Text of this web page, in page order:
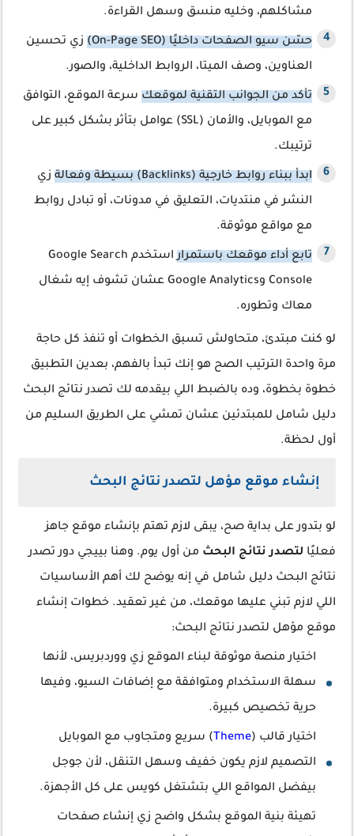
مشاكلهم، وخليه منسق وسهل القراءة.
حسّن سيو الصفحات داخليًا (On-Page SEO)
زي تحسين
العناوين، وصف الميتا، الروابط الداخلية، والصور.
تأكد من الجوانب التقنية لموقعك سرعة الموقع، التوافق
مع الموبايل، والأمان (SSL) عوامل بتأثر بشكل كبير على
ترتيبك.
ابدأ ببناء روابط خارجية (Backlinks) بسيطة وفعالة
زي
النشر في منتديات، التعليق في مدونات، أو تبادل روابط
مع مواقع موثوقة.
تابع أداء موقعك باستمرار
استخدم Google Search
Console وGoogle Analytics عشان تشوف إيه شغال
معاك وتطوره.
لو كنت مبتدئ، متحاولش تسبق الخطوات أو تنفذ كل حاجة
مرة واحدة الترتيب الصح هو إنك تبدأ بالفهم، بعدين التطبيق
خطوة بخطوة، وده بالضبط اللي بيقدمه لك تصدر نتائج البحث
دليل شامل للمبتدئين عشان تمشي على الطريق السليم من
أول لحظة.
إنشاء موقع مؤهل لتصدر نتائج البحث
لو بتدور على بداية صح، يبقى لازم تهتم بإنشاء موقع جاهز
فعليًا لتصدر نتائج البحث من أول يوم. وهنا بييجي دور تصدر
نتائج البحث دليل شامل في إنه يوضح لك أهم الأساسيات
اللي لازم تبني عليها موقعك، من غير تعقيد. خطوات إنشاء
موقع مؤهل لتصدر نتائج البحث:
اختيار منصة موثوقة لبناء الموقع زي ووردبريس، لأنها
سهلة الاستخدام ومتوافقة مع إضافات السيو، وفيها
حرية تخصيص كبيرة.
اختيار قالب (Theme ) سريع ومتجاوب مع الموبايل
التصميم لازم يكون خفيف وسهل التنقل، لأن جوجل
بيفضل المواقع اللي بتشتغل كويس على كل الأجهزة.
تهيئة بنية الموقع بشكل واضح زي إنشاء صفحات